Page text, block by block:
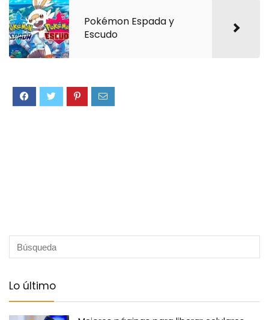
Pokémon Espada y
Escudo
Lo último